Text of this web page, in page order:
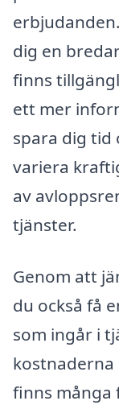
dig en
finns
ett mer
spara dig tid
variera
av
tjänster.
Genom att
du också få
som ingår i
kostnaderna
finns många